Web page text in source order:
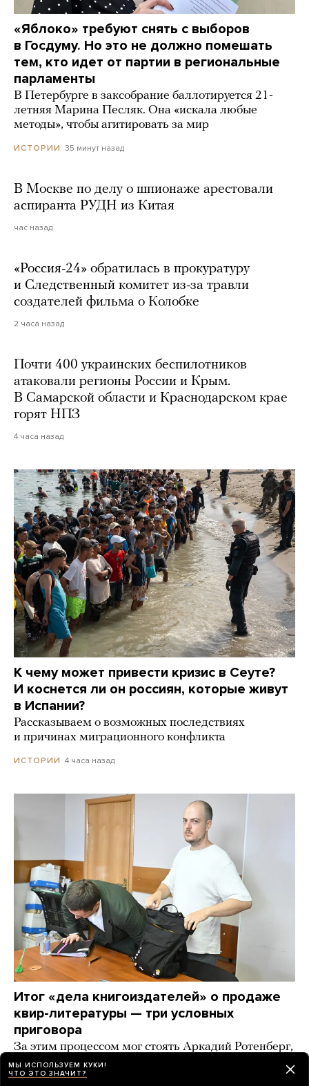
«Яблоко» требуют снять с выборов
в Госдуму. Но это не должно помешать
тем, кто идет от партии в региональные
парламенты
В Петербурге в заксобрание баллотируется 21-
летняя Марина Песляк. Она «искала любые
методы», чтобы агитировать за мир
ИСТОРИИ 35 минут назад
В Москве по делу о шпионаже арестовали
аспиранта РУДН из Китая
час назад
«Россия-24» обратилась в прокуратуру
и Следственный комитет из-за травли
создателей фильма о Колобке
2 часа назад
Почти 400 украинских беспилотников
атаковали регионы России и Крым.
В Самарской области и Краснодарском крае
горят НПЗ
4 часа назад
К чему может привести кризис в Сеуте?
И коснется ли он россиян, которые живут
в Испании?
Рассказываем о возможных последствиях
и причинах миграционного конфликта
ИСТОРИИ 4 часа назад
Итог «дела книгоиздателей» о продаже
квир-литературы — три условных
приговора
За этим процессом мог стоять Аркадий Ротенберг,
а избежать новых обвинений помог Владимир
Мединский, выяснила «Русская служба Би-би-си»
МЫ ИСПОЛЬЗУЕМ КУКИ!
ЧТО ЭТО ЗНАЧИТ?